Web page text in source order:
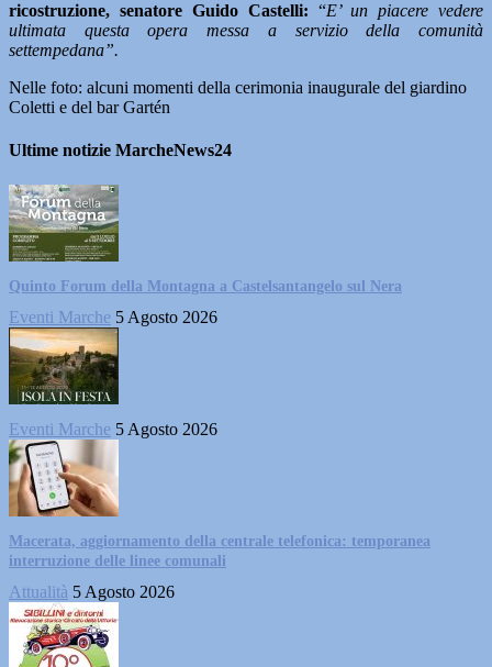
ricostruzione, senatore Guido Castelli: “E’ un piacere vedere
ultimata questa opera messa a servizio della comunità
settempedana”.
Nelle foto: alcuni momenti della cerimonia inaugurale del giardino
Coletti e del bar Gartén
Ultime notizie MarcheNews24
Quinto Forum della Montagna a Castelsantangelo sul Nera
Eventi Marche 5 Agosto 2026
Eventi Marche 5 Agosto 2026
Macerata, aggiornamento della centrale telefonica: temporanea
interruzione delle linee comunali
Attualità 5 Agosto 2026